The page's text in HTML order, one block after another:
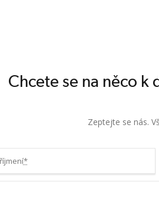
dle kvalifikačního a
Chcete se na něco k
Zeptejte se nás.
*